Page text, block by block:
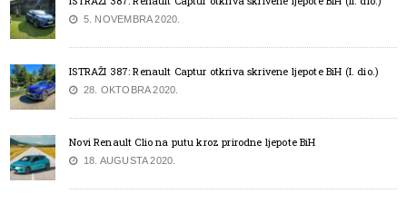
5. NOVEMBRA 2020.
ISTRAŽI 387: Renault Captur otkriva skrivene ljepote BiH (I. dio.)
28. OKTOBRA 2020.
Novi Renault Clio na putu kroz prirodne ljepote BiH
18. AUGUSTA 2020.